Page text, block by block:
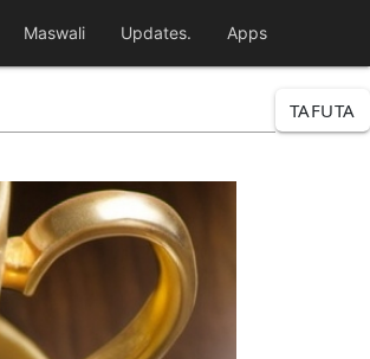
Maswali Updates. Apps
TAFUTA